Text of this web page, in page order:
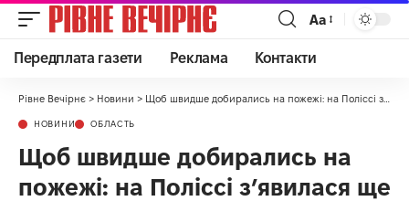
Аа
Передплата газети Реклама Контакти
Рівне Вечірнє > Новини > Щоб швидше добирались на пожежі: на Поліссі з’явилася ще одна команда вогнеборців
НОВИНИ ОБЛАСТЬ
Щоб швидше добирались на
пожежі: на Поліссі з’явилася ще